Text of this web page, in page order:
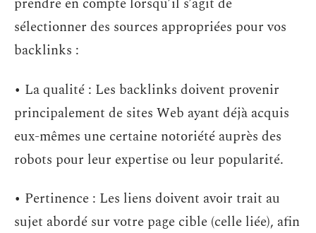
sélectionner des sources appropriées pour vos
backlinks :
• La qualité : Les backlinks doivent provenir
principalement de sites Web ayant déjà acquis
eux-mêmes une certaine notoriété auprès des
robots pour leur expertise ou leur popularité.
• Pertinence : Les liens doivent avoir trait au
sujet abordé sur votre page cible (celle liée), afin